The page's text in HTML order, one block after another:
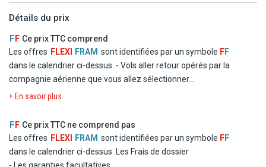
PHILADELPHIE (région) : Comfort Inn Trevose
WASHINGTON (région) : Comfort Inn Oxon Hill
FAYETTEVILLE : Days Inn
CHARLESTON : La Quinta Inn & Suites Charleston
ST AUGUSTINE : Days Inn St Augustine Downtown
ORLANDO (région) : Ramada Kissimmee Gateway
MIAMI BEACH : Oceanside Hotel
Programme 2027 :
Détails du prix
F F Ce prix TTC comprend
Les offres FLEXI FRAM sont identifiées par un symbole FF
dans le calendrier ci-dessus. - Vols aller retour opérés par la
compagnie aérienne que vous allez sélectionner
- Logement en chambre double standard dans les hôtels
- La formule Repas
- Les taxes d'aéroport et de solidarité
- Le transfert
+ En savoir plus
F F Ce prix TTC ne comprend pas
Les offres FLEXI FRAM sont identifiées par un symbole FF
dans le calendrier ci-dessus.
Les Frais de dossier
- Les garanties facultatives